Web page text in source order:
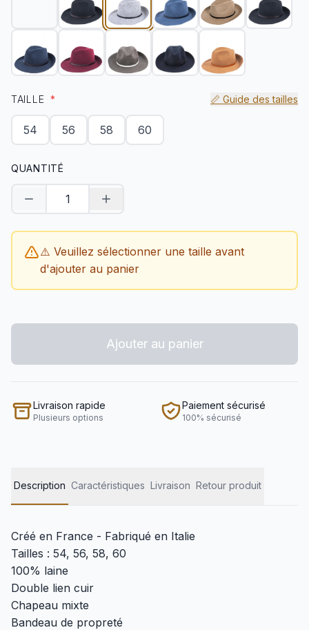
TAILLE * 📏 Guide des tailles
54 56 58 60
QUANTITÉ
Diminuer la quantitéAugmenter la quantité
⚠️ Veuillez sélectionner une taille avant
d'ajouter au panier
Ajouter au panier
Livraison rapide
Plusieurs options
Paiement sécurisé
100% sécurisé
Description Caractéristiques Livraison Retour produit
Créé en France - Fabriqué en Italie
Tailles : 54, 56, 58, 60
100% laine
Double lien cuir
Chapeau mixte
Bandeau de propreté